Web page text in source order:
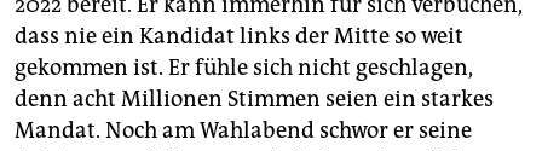
dass nie ein Kandidat links der Mitte so weit
gekommen ist. Er fühle sich nicht geschlagen,
denn acht Millionen Stimmen seien ein starkes
Mandat. Noch am Wahlabend schwor er seine